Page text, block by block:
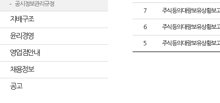
공시정보관리규정
지배구조
윤리경영
영업점안내
채용정보
공고
7 주식등의대량보유상황보
6 주식등의대량보유상황보
5 주식등의대량보유상황보